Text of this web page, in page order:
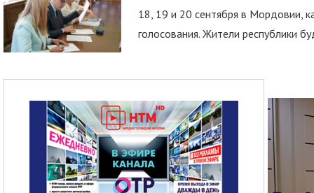
18, 19 и 20 сентября в Мордовии,
голосования. Жители республики